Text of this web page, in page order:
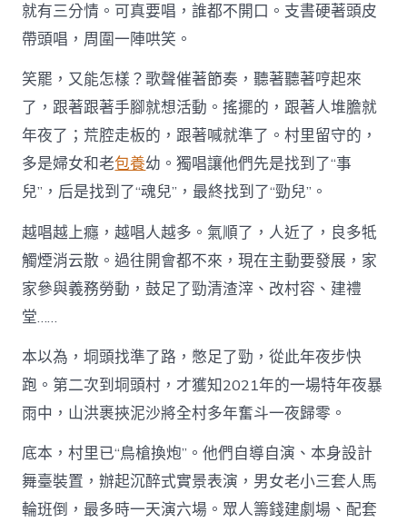
就有三分情。可真要唱，誰都不開口。支書硬著頭皮
帶頭唱，周圍一陣哄笑。
笑罷，又能怎樣？歌聲催著節奏，聽著聽著哼起來
了，跟著跟著手腳就想活動。搖擺的，跟著人堆膽就
年夜了；荒腔走板的，跟著喊就準了。村里留守的，
多是婦女和老包養幼。獨唱讓他們先是找到了“事
兒”，后是找到了“魂兒”，最終找到了“勁兒”。
越唱越上癮，越唱人越多。氣順了，人近了，良多牴
觸煙消云散。過往開會都不來，現在主動要發展，家
家參與義務勞動，鼓足了勁清渣滓、改村容、建禮
堂……
本以為，垌頭找準了路，憋足了勁，從此年夜步快
跑。第二次到垌頭村，才獲知2021年的一場特年夜暴
雨中，山洪裹挾泥沙將全村多年奮斗一夜歸零。
底本，村里已“鳥槍換炮”。他們自導自演、本身設計
舞臺裝置，辦起沉醉式實景表演，男女老小三套人馬
輪班倒，最多時一天演六場。眾人籌錢建劇場、配套